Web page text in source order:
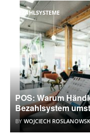
BEZAHLSYSTEME
POS: Warum
Bezahlsystem
BY WOJCIECH